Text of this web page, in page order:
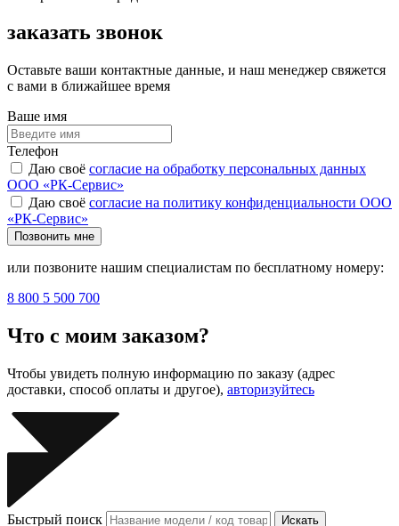
заказать звонок
Оставьте ваши контактные данные, и наш менеджер свяжется
с вами в ближайшее время
Ваше имя
Телефон
Даю своё согласие на обработку персональных данных
ООО «РК-Сервис»
Даю своё согласие на политику конфиденциальности ООО
«РК-Сервис»
Позвонить мне
или позвоните нашим специалистам по бесплатному номеру:
8 800 5 500 700
Что с моим заказом?
Чтобы увидеть полную информацию по заказу (адрес
доставки, способ оплаты и другое), авторизуйтесь
Быстрый поиск Искать